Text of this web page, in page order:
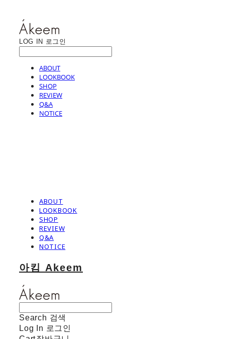
LOG IN 로그인
ABOUT
LOOKBOOK
SHOP
REVIEW
Q&A
NOTICE
ABOUT
LOOKBOOK
SHOP
REVIEW
Q&A
NOTICE
아킴 Akeem
Search 검색
Log In 로그인